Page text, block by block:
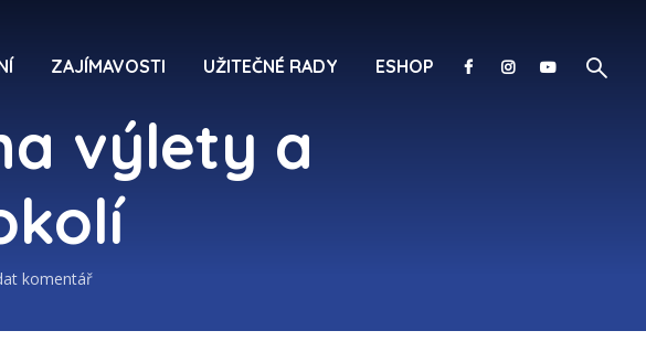
ZAJÍMAVOSTI UŽITEČNÉ RADY ESHOP
výlety a
komentář